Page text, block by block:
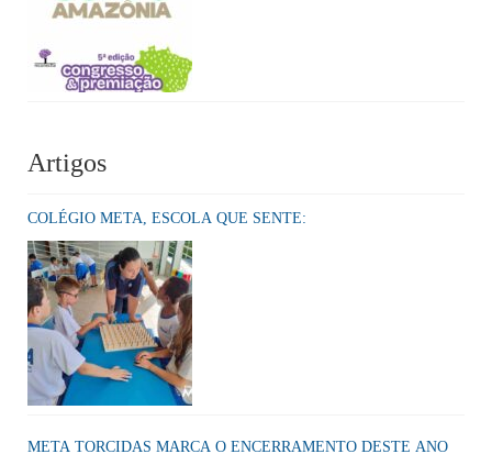
Artigos
COLÉGIO META, ESCOLA QUE SENTE:
META TORCIDAS MARCA O ENCERRAMENTO DESTE ANO